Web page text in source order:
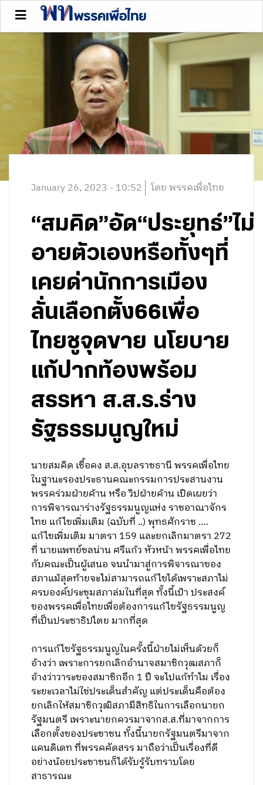
January 26, 2023 - 10:52 โดย พรรคเพื่อไทย
“สมคิด”อัด“ประยุทธ์”ไม่
อายตัวเองหรือทั้งๆที่
เคยด่านักการเมือง
ลั่นเลือกตั้ง66เพื่อ
ไทยชูจุดขาย นโยบาย
แก้ปากท้องพร้อม
สรรหา ส.ส.ร.ร่าง
รัฐธรรมนูญใหม่
นายสมคิด เชื้อคง ส.ส.อุบลราชธานี พรรคเพื่อไทย
ในฐานะรองประธานคณะกรรมการประสานงาน
พรรคร่วมฝ่ายค้าน หรือ วิปฝ่ายค้าน เปิดเผยว่า
การพิจารณาร่างรัฐธรรมนูญแห่ง ราชอาณาจักร
ไทย แก้ไขเพิ่มเติม (ฉบับที่ ..) พุทธศักราช ….
แก้ไขเพิ่มเติม มาตรา 159 และยกเลิกมาตรา 272
ที่ นายแพทย์ชลน่าน ศรีแก้ว หัวหน้า พรรคเพื่อไทย
กับคณะเป็นผู้เสนอ จนนำมาสู่การพิจารณาของ
สภาแม้สุดท้ายจะไม่สามารถแก้ไขได้เพราะสภาไม่
ครบองค์ประชุมสภาล่มในที่สุด ทั้งนี้เป้า ประสงค์
ของพรรคเพื่อไทยเพื่อต้องการแก้ไขรัฐธรรมนูญ
ที่เป็นประชาธิปไตย มากที่สุด
การแก้ไขรัฐธรรมนูญในครั้งนี้ฝ่ายไม่เห็นด้วยก็
อ้างว่า เพราะการยกเลิกอำนาจสมาชิกวุฒสภาก็
อ้างว่าวาระของสมาชิกอีก 1 ปี จะไปแก้ทำไม เรื่อง
ระยะเวลาไม่ใช่ประเด็นสำคัญ แต่ประเด็นคือต้อง
ยกเลิกให้สมาชิกวุฒิสภามีสิทธิในการเลือกนายก
รัฐมนตรี เพราะนายกควรมาจากส.ส.ที่มาจากการ
เลือกตั้งของประชาชน ทั้งนี้นายกรัฐมนตรีมาจาก
แคนดิเดท ที่พรรคคัดสรร มาถือว่าเป็นเรื่องที่ดี
อย่างน้อยประชาชนก็ได้รับรู้รับทราบโดย
สาธารณะ